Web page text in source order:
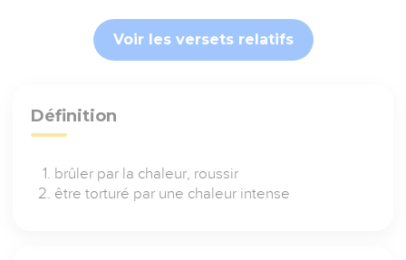
Voir les versets relatifs
Définition
brûler par la chaleur, roussir
être torturé par une chaleur intense